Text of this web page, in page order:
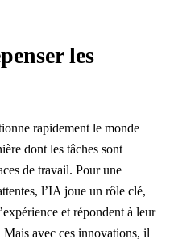
les
rapidement le monde
dont les tâches sont
de travail. Pour une
l’IA joue un rôle clé,
et répondent à leur
avec ces innovations, il